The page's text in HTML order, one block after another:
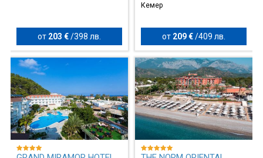
от 203 € /398 лв.
Кемер
от 209 €/409 лв.